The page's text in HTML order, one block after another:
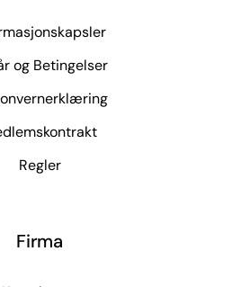
og Betingelser
Regler
Firma